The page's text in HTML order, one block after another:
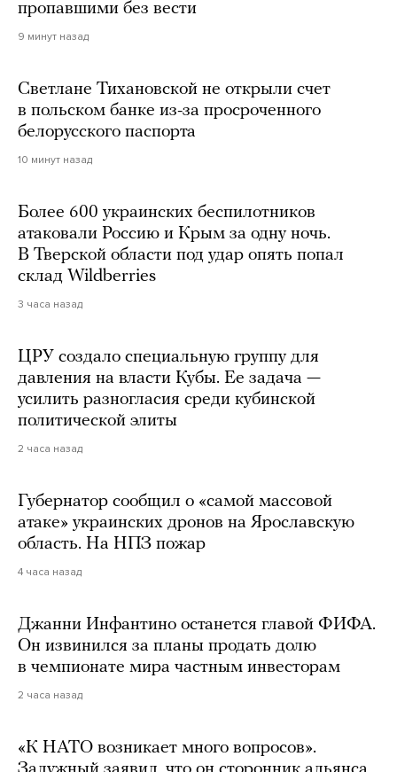
пропавшими без вести
9 минут назад
Светлане Тихановской не открыли счет
в польском банке из-за просроченного
белорусского паспорта
10 минут назад
Более 600 украинских беспилотников
атаковали Россию и Крым за одну ночь.
В Тверской области под удар опять попал
склад Wildberries
3 часа назад
ЦРУ создало специальную группу для
давления на власти Кубы. Ее задача —
усилить разногласия среди кубинской
политической элиты
2 часа назад
Губернатор сообщил о «самой массовой
атаке» украинских дронов на Ярославскую
область. На НПЗ пожар
4 часа назад
Джанни Инфантино останется главой ФИФА.
Он извинился за планы продать долю
в чемпионате мира частным инвесторам
2 часа назад
«К НАТО возникает много вопросов».